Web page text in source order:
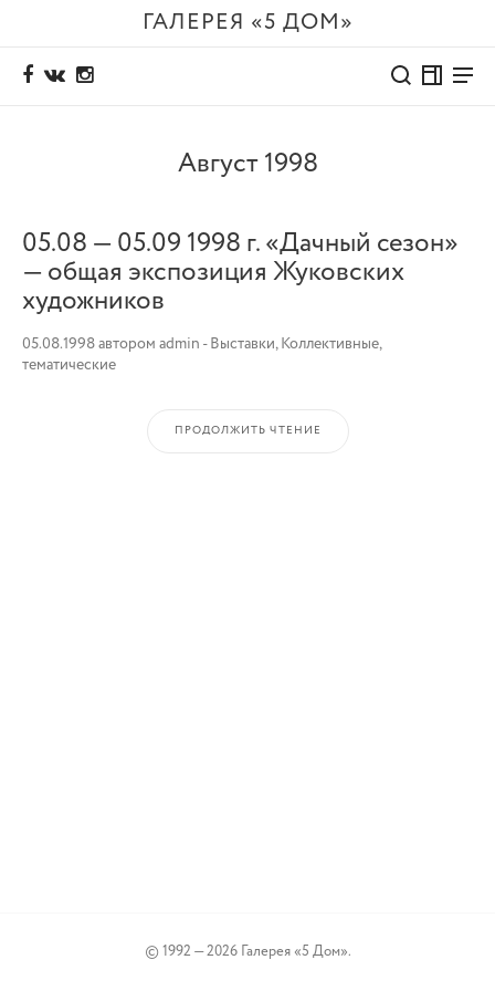
ГАЛЕРЕЯ «5 ДОМ»
Август 1998
05.08 — 05.09 1998 г. «Дачный сезон»
— общая экспозиция Жуковских
художников
05.08.1998автором admin -Выставки,Коллективные,
тематические
ПРОДОЛЖИТЬ ЧТЕНИЕ
© 1992 — 2026 Галерея «5 Дом».